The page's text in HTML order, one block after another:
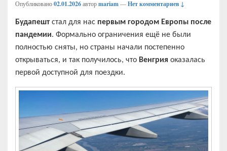
Опубликовано02.01.2026авторmariam—Нет комментариев ↓
Будапештстал для нас первым городом Европы после
пандемии. Формально ограничения ещё не были
полностью сняты, но страны начали постепенно
открываться, и так получилось, что Венгрия оказалась
первой доступной для поездки.